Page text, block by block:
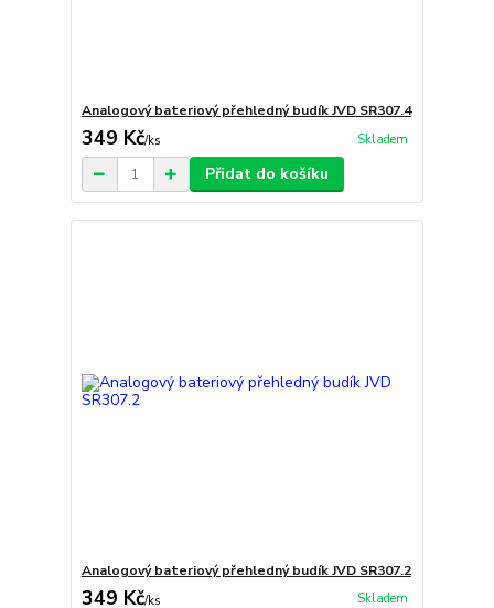
Analogový bateriový přehledný budík JVD SR307.4
349 Kč/ks Skladem
Přidat do košíku
Analogový bateriový přehledný budík JVD SR307.2
349 Kč/ks Skladem